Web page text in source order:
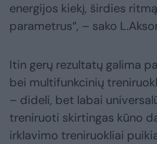
energijos kiekį, širdies
parametrus“, – sako
Itin gerų rezultatų galima
bei multifunkcinių
– dideli, bet labai
treniruoti skirtingas kūno
irklavimo treniruokliai